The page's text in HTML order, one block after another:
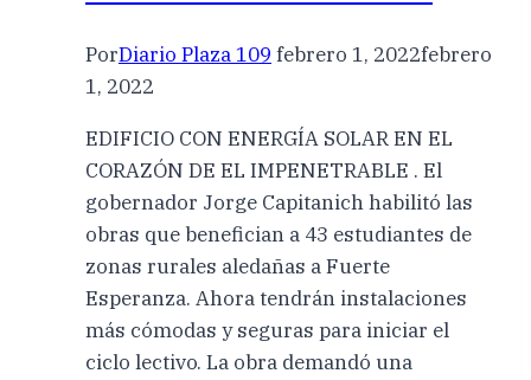
PorDiario Plaza 109 febrero 1, 2022febrero
1, 2022
EDIFICIO CON ENERGÍA SOLAR EN EL
CORAZÓN DE EL IMPENETRABLE . El
gobernador Jorge Capitanich habilitó las
obras que benefician a 43 estudiantes de
zonas rurales aledañas a Fuerte
Esperanza. Ahora tendrán instalaciones
más cómodas y seguras para iniciar el
ciclo lectivo. La obra demandó una